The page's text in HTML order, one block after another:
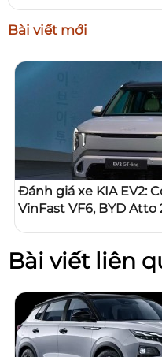
Bài viết mới
Đánh giá xe KIA EV2:
VinFast VF6, BYD Atto
Bài viết liên